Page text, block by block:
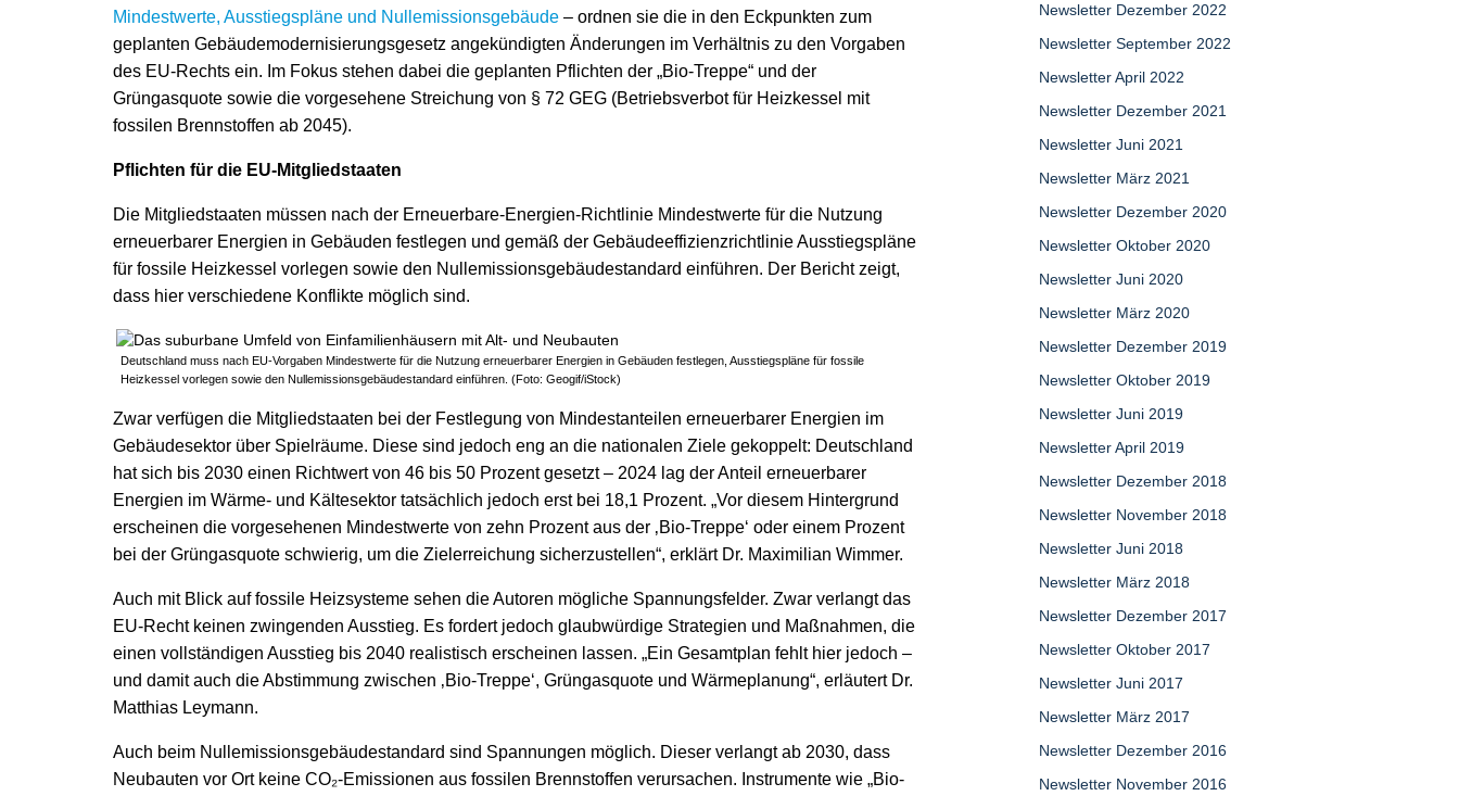
Mindestwerte, Ausstiegspläne und Nullemissionsgebäude – ordnen sie die in den Eckpunkten zum
geplanten Gebäudemodernisierungsgesetz angekündigten Änderungen im Verhältnis zu den Vorgaben
des EU-Rechts ein. Im Fokus stehen dabei die geplanten Pflichten der „Bio-Treppe“ und der
Grüngasquote sowie die vorgesehene Streichung von § 72 GEG (Betriebsverbot für Heizkessel mit
fossilen Brennstoffen ab 2045).
Pflichten für die EU-Mitgliedstaaten
Die Mitgliedstaaten müssen nach der Erneuerbare-Energien-Richtlinie Mindestwerte für die Nutzung
erneuerbarer Energien in Gebäuden festlegen und gemäß der Gebäudeeffizienzrichtlinie Ausstiegspläne
für fossile Heizkessel vorlegen sowie den Nullemissionsgebäudestandard einführen. Der Bericht zeigt,
dass hier verschiedene Konflikte möglich sind.
Deutschland muss nach EU-Vorgaben Mindestwerte für die Nutzung erneuerbarer Energien in Gebäuden festlegen, Ausstiegspläne für fossile
Heizkessel vorlegen sowie den Nullemissionsgebäudestandard einführen. (Foto: Geogif/iStock)
Zwar verfügen die Mitgliedstaaten bei der Festlegung von Mindestanteilen erneuerbarer Energien im
Gebäudesektor über Spielräume. Diese sind jedoch eng an die nationalen Ziele gekoppelt: Deutschland
hat sich bis 2030 einen Richtwert von 46 bis 50 Prozent gesetzt – 2024 lag der Anteil erneuerbarer
Energien im Wärme- und Kältesektor tatsächlich jedoch erst bei 18,1 Prozent. „Vor diesem Hintergrund
erscheinen die vorgesehenen Mindestwerte von zehn Prozent aus der ‚Bio-Treppe‘ oder einem Prozent
bei der Grüngasquote schwierig, um die Zielerreichung sicherzustellen“, erklärt Dr. Maximilian Wimmer.
Auch mit Blick auf fossile Heizsysteme sehen die Autoren mögliche Spannungsfelder. Zwar verlangt das
EU-Recht keinen zwingenden Ausstieg. Es fordert jedoch glaubwürdige Strategien und Maßnahmen, die
einen vollständigen Ausstieg bis 2040 realistisch erscheinen lassen. „Ein Gesamtplan fehlt hier jedoch –
und damit auch die Abstimmung zwischen ‚Bio-Treppe‘, Grüngasquote und Wärmeplanung“, erläutert Dr.
Matthias Leymann.
Auch beim Nullemissionsgebäudestandard sind Spannungen möglich. Dieser verlangt ab 2030, dass
Neubauten vor Ort keine CO₂-Emissionen aus fossilen Brennstoffen verursachen. Instrumente wie „Bio-
Newsletter Dezember 2022
Newsletter September 2022
Newsletter April 2022
Newsletter Dezember 2021
Newsletter Juni 2021
Newsletter März 2021
Newsletter Dezember 2020
Newsletter Oktober 2020
Newsletter Juni 2020
Newsletter März 2020
Newsletter Dezember 2019
Newsletter Oktober 2019
Newsletter Juni 2019
Newsletter April 2019
Newsletter Dezember 2018
Newsletter November 2018
Newsletter Juni 2018
Newsletter März 2018
Newsletter Dezember 2017
Newsletter Oktober 2017
Newsletter Juni 2017
Newsletter März 2017
Newsletter Dezember 2016
Newsletter November 2016